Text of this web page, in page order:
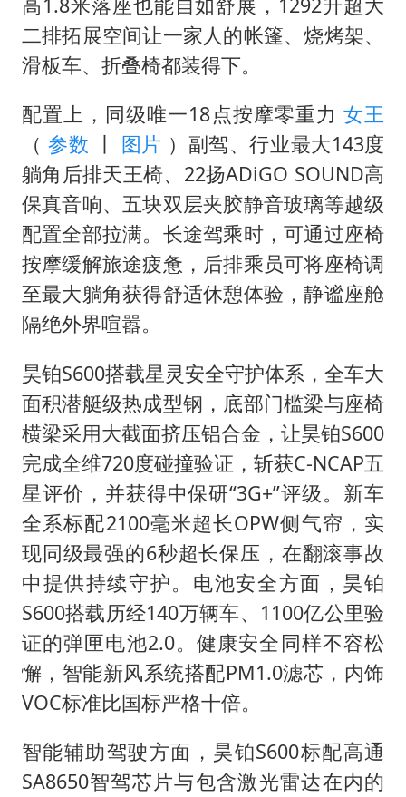
二排拓展空间让一家人的帐篷、烧烤架、
滑板车、折叠椅都装得下。
配置上，同级唯一18点按摩零重力 女王
（ 参数 丨 图片 ）副驾、行业最大143度
躺角后排天王椅、22扬ADiGO SOUND高
保真音响、五块双层夹胶静音玻璃等越级
配置全部拉满。长途驾乘时，可通过座椅
按摩缓解旅途疲惫，后排乘员可将座椅调
至最大躺角获得舒适休憩体验，静谧座舱
隔绝外界喧嚣。
昊铂S600搭载星灵安全守护体系，全车大
面积潜艇级热成型钢，底部门槛梁与座椅
横梁采用大截面挤压铝合金，让昊铂S600
完成全维720度碰撞验证，斩获C-NCAP五
星评价，并获得中保研“3G+”评级。新车
全系标配2100毫米超长OPW侧气帘，实
现同级最强的6秒超长保压，在翻滚事故
中提供持续守护。电池安全方面，昊铂
S600搭载历经140万辆车、1100亿公里验
证的弹匣电池2.0。健康安全同样不容松
懈，智能新风系统搭配PM1.0滤芯，内饰
VOC标准比国标严格十倍。
智能辅助驾驶方面，昊铂S600标配高通
SA8650智驾芯片与包含激光雷达在内的